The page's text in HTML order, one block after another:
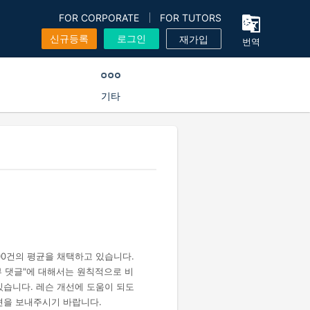
FOR CORPORATE
FOR TUTORS
신규등록
로그인 재가입 번역
기타
건의 평균을 채택하고 있습니다.
댓글"에 대해서는 원칙적으로 비
습니다. 레슨 개선에 도움이 되도
을 보내주시기 바랍니다.